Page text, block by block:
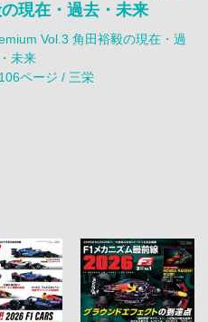
現在・過去・未来
Vol.3 角田裕毅の現在・過
未来
ページ / 三栄